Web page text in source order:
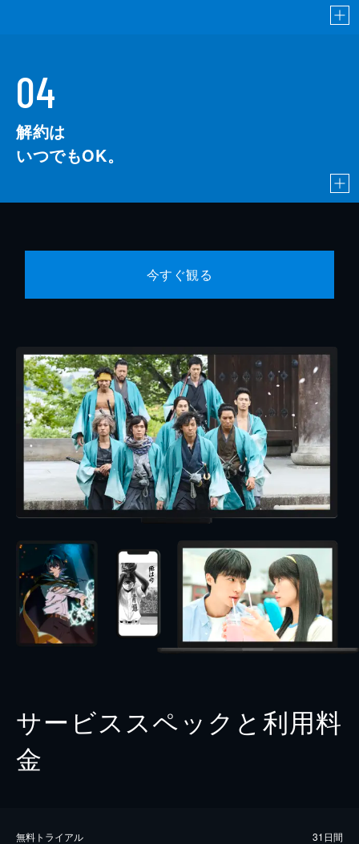
04
解約は
いつでもOK。
今すぐ観る
サービススペックと利用料
金
無料トライアル 31日間